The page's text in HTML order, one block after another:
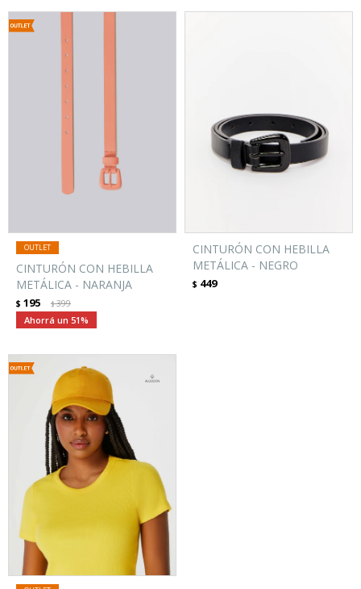
CINTURÓN CON HEBILLA
METÁLICA - NARANJA
$ 195 $399
51
CINTURÓN CON HEBILLA
METÁLICA - NEGRO
$ 449